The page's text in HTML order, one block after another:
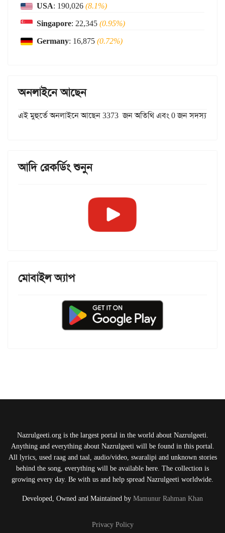
USA: 190,026(8.1%)
Singapore: 22,345(0.95%)
Germany: 16,875(0.72%)
অনলাইনে আছেন
এই মুহুর্তে অনলাইনে আছেন 3373 জন অতিথি এবং 0 জন সদস্য
আদি রেকর্ডিং শুনুন
মোবাইল অ্যাপ
Nazrulgeeti.org is the largest portal in the world about Nazrulgeeti.
Anything and everything about Nazrulgeeti will be found in this portal.
All lyrics, used raag and taal, audio/video, swaralipi and unknown stories
behind the song, everything will be available here. The collection is
growing every day. Be with us and help spread Nazrulgeeti worldwide.
Developed, Owned and Maintained by Mamunur Rahman Khan
Privacy Policy